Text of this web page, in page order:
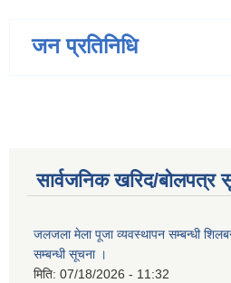
जन प्रतिनिधि
सार्वजनिक खरिद/बोलपत्र
जलजला मेला पूजा व्यवस्थापन सम्बन्धी
सम्बन्धी सूचना ।
मिति: 07/18/2026 - 11:32